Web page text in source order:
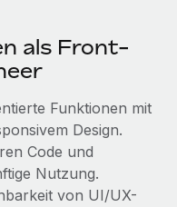
Integration mit
Management
Unternehmen
beste...
als Front-
Funktionen mit
Design.
Code und
Nutzung.
von UI/UX-